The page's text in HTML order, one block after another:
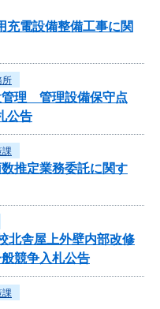
充電設備整備工事に関
所
理 管理設備保守点
公告
課
推定業務委託に関す
北舎屋上外壁内部改修
競争入札公告
課